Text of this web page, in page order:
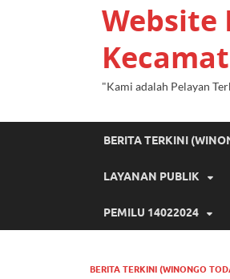
Website
"Kami adalah Pelayan
BERITA TERKINI
LAYANAN PUBLIK
PEMILU 14022024
BERITA TERKINI (WINONGO